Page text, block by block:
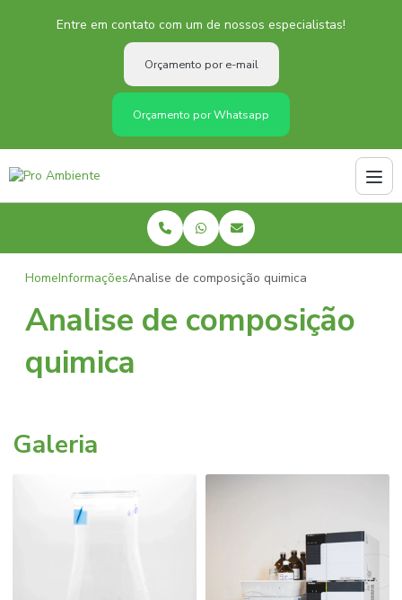
Entre em contato com um de nossos especialistas!
Orçamento por e-mail
Orçamento por Whatsapp
HomeInformaçõesAnalise de composição quimica
Analise de composição
quimica
Galeria